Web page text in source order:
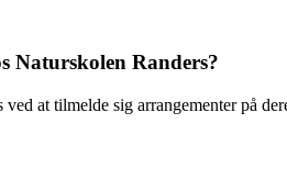
Naturskolen Randers?
at tilmelde sig arrangementer på